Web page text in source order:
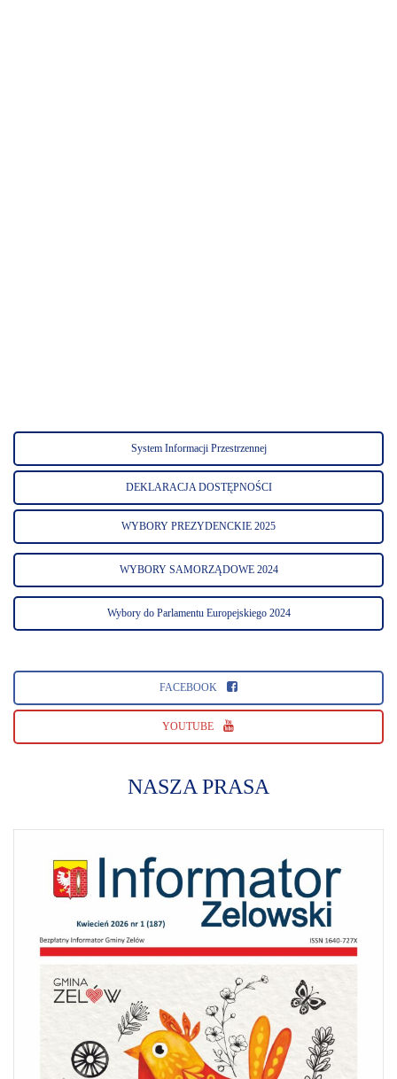
System Informacji Przestrzennej
DEKLARACJA DOSTĘPNOŚCI
WYBORY PREZYDENCKIE 2025
WYBORY SAMORZĄDOWE 2024
Wybory do Parlamentu Europejskiego 2024
FACEBOOK
YOUTUBE
NASZA PRASA